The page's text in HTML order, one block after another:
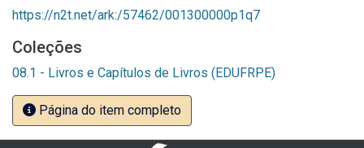
https://n2t.net/ark:/57462/001300000p1q7
Coleções
08.1 - Livros e Capítulos de Livros (EDUFRPE)
Página do item completo